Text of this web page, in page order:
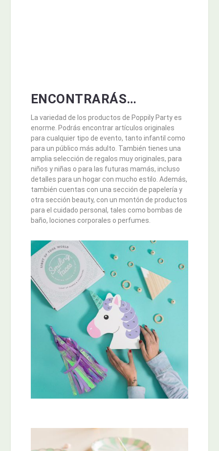
ENCONTRARÁS…
La variedad de los productos de Poppily Party es
enorme. Podrás encontrar artículos originales
para cualquier tipo de evento, tanto infantil como
para un público más adulto. También tienes una
amplia selección de regalos muy originales, para
niños y niñas o para las futuras mamás, incluso
detalles para un hogar con mucho estilo. Además,
también cuentas con una sección de papelería y
otra sección beauty, con un montón de productos
para el cuidado personal, tales como bombas de
baño, lociones corporales o perfumes.